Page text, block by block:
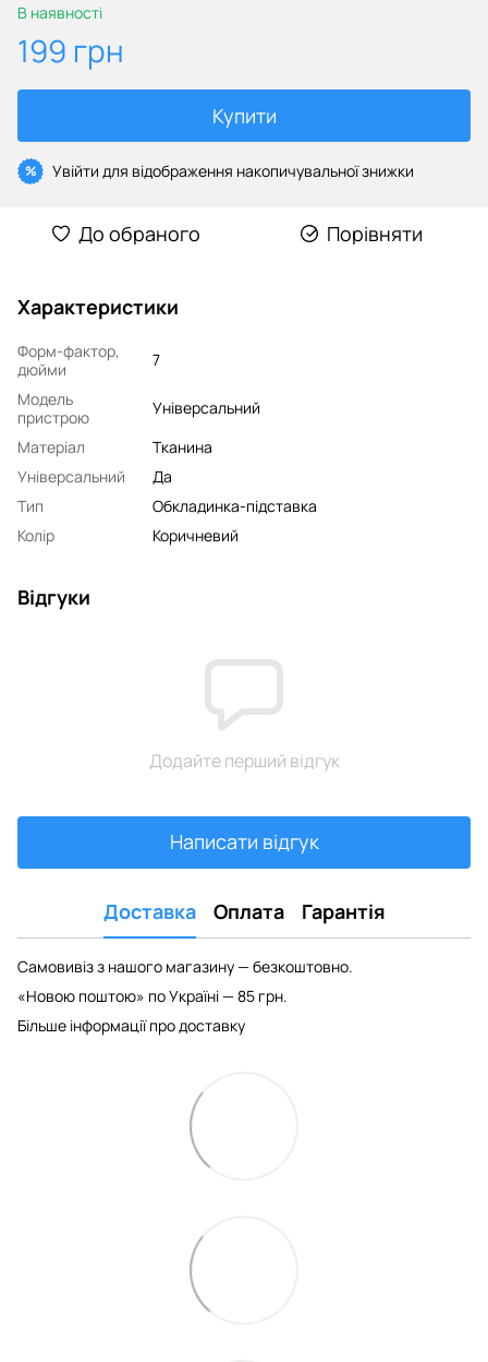
В наявності
199 грн
Купити
% Увійти для відображення накопичувальної знижки
До обраного Порівняти
Характеристики
Форм-фактор,
дюйми
7
Модель
пристрою
Універсальний
Матеріал
Тканина
Універсальний
Да
Тип
Обкладинка-підставка
Колір
Коричневий
Відгуки
Додайте перший відгук
Написати відгук
Доставка Оплата Гарантія
Самовивіз з нашого магазину — безкоштовно.
«Новою поштою» по Україні — 85 грн.
Більше інформації про доставку